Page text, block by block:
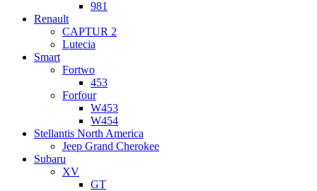
981
Renault
CAPTUR 2
Lutecia
Smart
Fortwo
453
Forfour
W453
W454
Stellantis North America
Jeep Grand Cherokee
Subaru
XV
GT